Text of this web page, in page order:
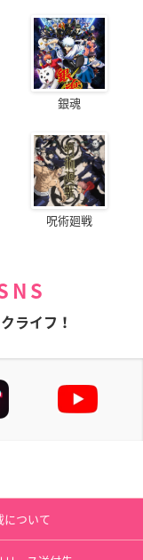
銀魂
呪術廻戦
ライフ！
について